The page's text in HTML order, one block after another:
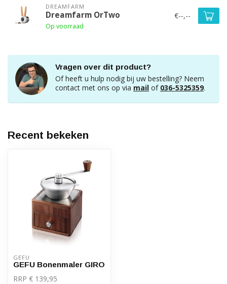
DREAMFARM
Dreamfarm OrTwo
Op voorraad
€--,--
Vragen over dit product?
Of heeft u hulp nodig bij uw bestelling? Neem
contact met ons op via mail of 036-5325359.
Recent bekeken
GEFU
GEFU Bonenmaler GIRO
RRP € 139,95